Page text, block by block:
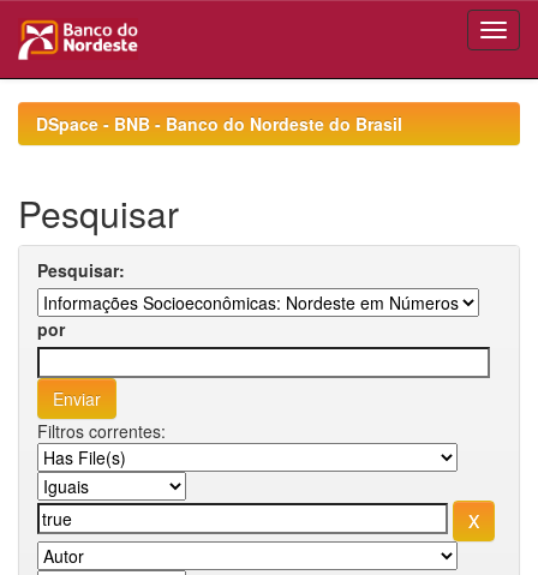
navigationDSpace - BNB - Banco do Nordeste do Brasil
Pesquisar
Pesquisar:
por
Filtros correntes: